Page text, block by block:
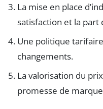
La mise en place
satisfaction et la part
Une politique
changements.
La valorisation du
promesse de